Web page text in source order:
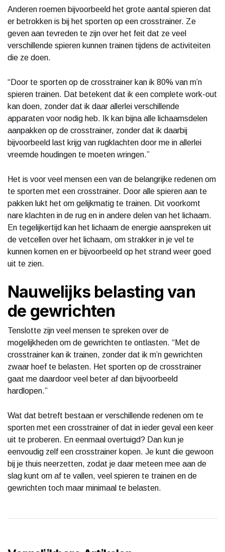
Anderen roemen bijvoorbeeld het grote aantal spieren dat
er betrokken is bij het sporten op een crosstrainer. Ze
geven aan tevreden te zijn over het feit dat ze veel
verschillende spieren kunnen trainen tijdens de activiteiten
die ze doen.
“Door te sporten op de crosstrainer kan ik 80% van m’n
spieren trainen. Dat betekent dat ik een complete work-out
kan doen, zonder dat ik daar allerlei verschillende
apparaten voor nodig heb. Ik kan bijna alle lichaamsdelen
aanpakken op de crosstrainer, zonder dat ik daarbij
bijvoorbeeld last krijg van rugklachten door me in allerlei
vreemde houdingen te moeten wringen.”
Het is voor veel mensen een van de belangrijke redenen om
te sporten met een crosstrainer. Door alle spieren aan te
pakken lukt het om gelijkmatig te trainen. Dit voorkomt
nare klachten in de rug en in andere delen van het lichaam.
En tegelijkertijd kan het lichaam de energie aanspreken uit
de vetcellen over het lichaam, om strakker in je vel te
kunnen komen en er bijvoorbeeld op het strand weer goed
uit te zien.
Nauwelijks belasting van
de gewrichten
Tenslotte zijn veel mensen te spreken over de
mogelijkheden om de gewrichten te ontlasten. “Met de
crosstrainer kan ik trainen, zonder dat ik m’n gewrichten
zwaar hoef te belasten. Het sporten op de crosstrainer
gaat me daardoor veel beter af dan bijvoorbeeld
hardlopen.”
Wat dat betreft bestaan er verschillende redenen om te
sporten met een crosstrainer of dat in ieder geval een keer
uit te proberen. En eenmaal overtuigd? Dan kun je
eenvoudig zelf een crosstrainer kopen. Je kunt die gewoon
bij je thuis neerzetten, zodat je daar meteen mee aan de
slag kunt om af te vallen, veel spieren te trainen en de
gewrichten toch maar minimaal te belasten.